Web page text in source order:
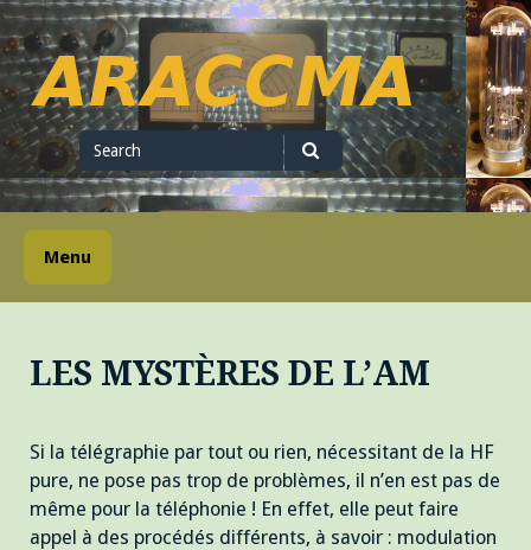
Skip
to
content
ARACCMA
Search
for
Search
Menu
LES MYSTÈRES DE L’AM
Si la télégraphie par tout ou rien, nécessitant de la HF
pure, ne pose pas trop de problèmes, il n’en est pas de
même pour la téléphonie ! En effet, elle peut faire
appel à des procédés différents, à savoir : modulation